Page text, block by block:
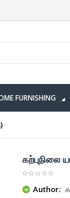
FURNISHING
கற்புநிலை
Author: